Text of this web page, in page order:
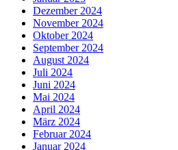
Dezember 2024
November 2024
Oktober 2024
September 2024
August 2024
Juli 2024
Juni 2024
Mai 2024
April 2024
März 2024
Februar 2024
Januar 2024